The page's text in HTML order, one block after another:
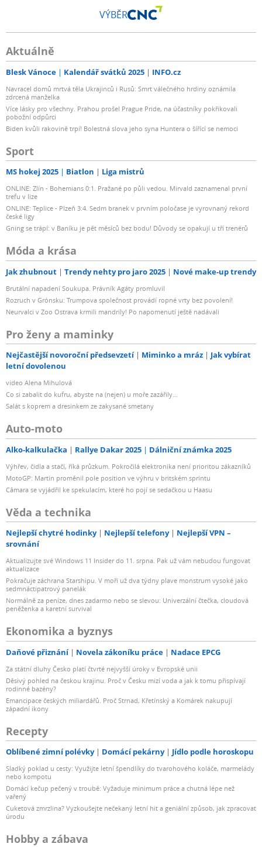
VÝBĚR
Aktuálně
Blesk Vánoce Kalendář svátků 2025 INFO.cz
Navracel domů mrtvá těla Ukrajinců i Rusů: Smrt válečného hrdiny oznámila
zdrcená manželka
Více lásky pro všechny. Prahou prošel Prague Pride, na účastníky pokřikovali
pobožní odpůrci
Biden kvůli rakovině trpí! Bolestná slova jeho syna Huntera o šířící se nemoci
Sport
MS hokej 2025 Biatlon Liga mistrů
ONLINE: Zlín - Bohemians 0:1. Pražané po půli vedou. Mirvald zaznamenal první
trefu v lize
ONLINE: Teplice - Plzeň 3:4. Sedm branek v prvním poločase je vyrovnaný rekord
české ligy
Gning se trápí: v Baníku je pět měsíců bez bodu! Důvody se opakují u tří trenérů
Móda a krása
Jak zhubnout Trendy nehty pro jaro 2025 Nové make-up trendy
Brutální napadení Soukupa. Právník Agáty promluvil
Rozruch v Grónsku: Trumpova společnost provádí ropné vrty bez povolení!
Neurvalci v Zoo Ostrava krmili mandrily! Po napomenutí ještě nadávali
Pro ženy a maminky
Nejčastější novoroční předsevzetí Miminko a mráz
Jak vybírat
letní dovolenou
video Alena Mihulová
Co si zabalit do kufru, abyste na (nejen) u moře zazářily...
Salát s koprem a dresinkem ze zakysané smetany
Auto-moto
Alko-kalkulačka Rallye Dakar 2025 Dálniční známka 2025
Výhřev, čidla a stačí, říká průzkum. Pokročilá elektronika není prioritou zákazníků
MotoGP: Martin proměnil pole position ve výhru v britském sprintu
Câmara se vyjádřil ke spekulacím, které ho pojí se sedačkou u Haasu
Věda a technika
Nejlepší chytré hodinky Nejlepší telefony
Nejlepší VPN –
srovnání
Aktualizujte své Windows 11 Insider do 11. srpna. Pak už vám nebudou fungovat
aktualizace
Pokračuje záchrana Starshipu. V moři už dva týdny plave monstrum vysoké jako
sedmnáctipatrový panelák
Normálně za peníze, dnes zadarmo nebo se slevou: Univerzální čtečka, cloudová
peněženka a karetní survival
Ekonomika a byznys
Daňové přiznání Novela zákoníku práce Nadace EPCG
Za státní dluhy Česko platí čtvrté nejvyšší úroky v Evropské unii
Děsivý pohled na českou krajinu. Proč v Česku mizí voda a jak k tomu přispívají
rodinné bazény?
Emancipace českých miliardářů. Proč Strnad, Křetínský a Komárek nakupují
západní ikony
Recepty
Oblíbené zimní polévky Domácí pekárny Jídlo podle horoskopu
Sladký poklad u cesty: Využijte letní špendlíky do tvarohového koláče, marmelády
nebo kompotu
Domácí kečup pečený v troubě: Vyžaduje minimum práce a chutná lépe než
vařený
Cuketová zmrzlina? Vyzkoušejte nečekaný letní hit a geniální způsob, jak zpracovat
úrodu
Hobby a zábava